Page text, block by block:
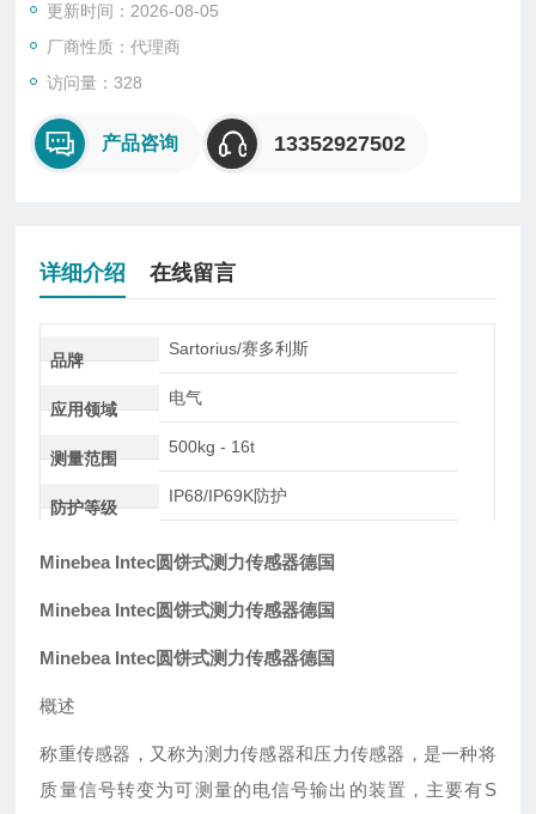
而已更新时间：2026-08-05
厂商性质：代理商
访问量：328
产品咨询 13352927502
详细介绍 在线留言
品牌
Sartorius/赛多利斯
应用领域
电气
测量范围
500kg - 16t
防护等级
IP68/IP69K防护
Minebea Intec圆饼式测力传感器德国
Minebea Intec圆饼式测力传感器德国
Minebea Intec圆饼式测力传感器德国
概述
称重传感器，又称为测力传感器和压力传感器，是一种将
质量信号转变为可测量的电信号输出的装置，主要有S